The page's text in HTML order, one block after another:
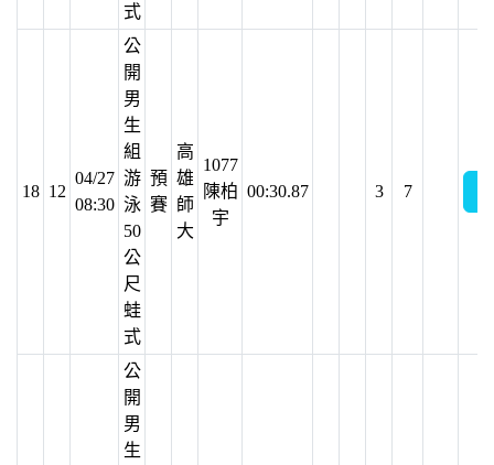
式
18 12
04/27
08:30
公
開
男
生
組
游
泳
50
公
尺
蛙
式
預
賽
高
雄
師
大
1077
陳柏
宇
00:30.87 3 7
公
開
男
生